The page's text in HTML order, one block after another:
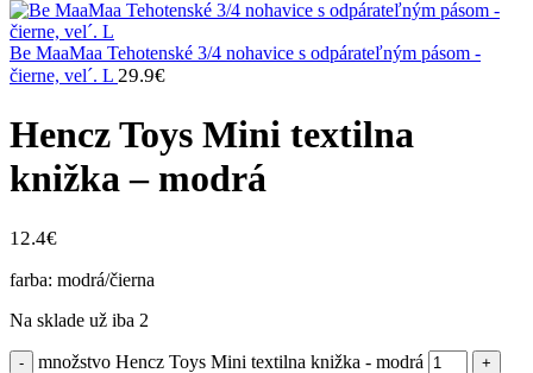
Be MaaMaa Tehotenské 3/4 nohavice s odpárateľným pásom -
čierne, vel´. L 29.9€
Hencz Toys Mini textilna
knižka – modrá
12.4€
farba: modrá/čierna
Na sklade už iba 2
množstvo Hencz Toys Mini textilna knižka - modrá